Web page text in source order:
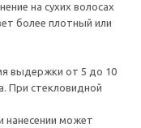
на сухих волосах
более плотный или
выдержки от 5 до 10
При стекловидной
нанесении может